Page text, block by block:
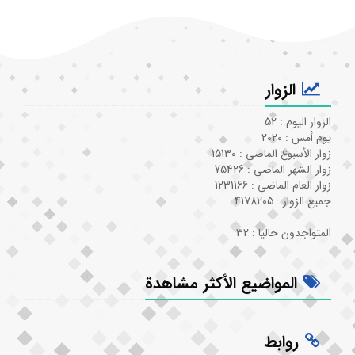
الزوار
الزوار اليوم : 52
يوم أمس : 2020
زوار الأسبوع الماضي : 15130
زوار الشهر الماضي : 75426
زوار العام الماضي : 1231166
جميع الزوار : 4178205
المتواجدون حاليا : 32
المواضيع الأكثر مشاهدة
روابط